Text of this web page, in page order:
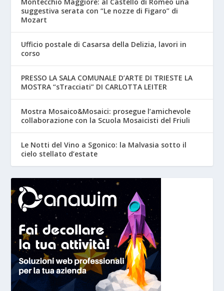
suggestiva serata con “Le nozze di Figaro” di
Mozart
Ufficio postale di Casarsa della Delizia, lavori in
corso
PRESSO LA SALA COMUNALE D’ARTE DI TRIESTE LA
MOSTRA “sTracciati” DI CARLOTTA LEITER
Mostra Mosaico&Mosaici: prosegue l’amichevole
collaborazione con la Scuola Mosaicisti del Friuli
Le Notti del Vino a Sgonico: la Malvasia sotto il
cielo stellato d’estate